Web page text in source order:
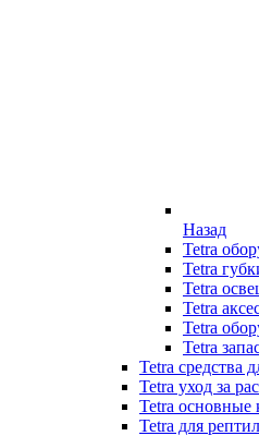
Назад
Tetra
Tetra
Tetra
Tetra
Tetra
Tetra
Tetra средства
Tetra уход за
Tetra основные
Tetra для